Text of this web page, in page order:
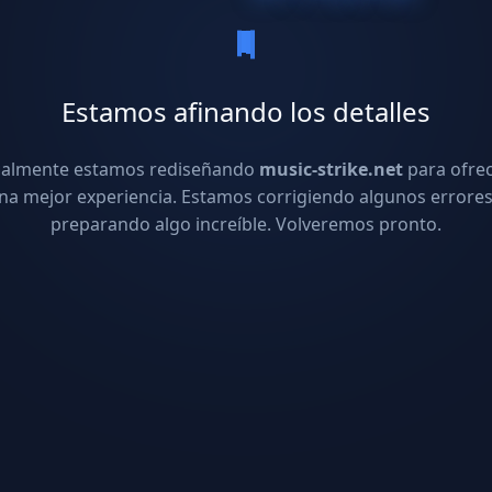
Estamos afinando los detalles
estamos rediseñando music-strike.net para
mejor experiencia. Estamos corrigiendo algunos
preparando algo increíble. Volveremos pronto.